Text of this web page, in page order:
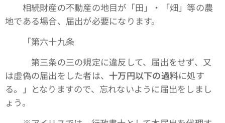
相続財産の不動産の地目が「田」・「畑」等の農
地である場合、届出が必要になります。
「第六十九条
第三条の三の規定に違反して、届出をせず、又
は虚偽の届出をした者は、 十万円以下の過料に処す
る。」となりますので、忘れないように届出をしまし
ょう。